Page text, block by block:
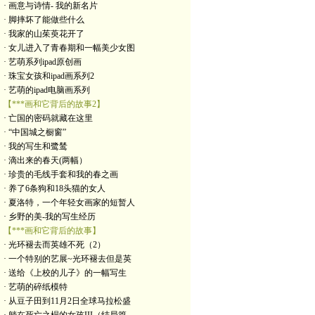
· 画意与诗情- 我的新名片
· 脚摔坏了能做些什么
· 我家的山茱萸花开了
· 女儿进入了青春期和一幅美少女图
· 艺萌系列ipad原创画
· 珠宝女孩和ipad画系列2
· 艺萌的ipad电脑画系列
【***画和它背后的故事2】
· 亡国的密码就藏在这里
· “中国城之橱窗”
· 我的写生和鹭鸶
· 滴出来的春天(两幅）
· 珍贵的毛线手套和我的春之画
· 养了6条狗和18头猫的女人
· 夏洛特，一个年轻女画家的短暂人
· 乡野的美-我的写生经历
【***画和它背后的故事】
· 光环褪去而英雄不死（2）
· 一个特别的艺展~光环褪去但是英
· 送给《上校的儿子》的一幅写生
· 艺萌的碎纸模特
· 从豆子田到11月2日全球马拉松盛